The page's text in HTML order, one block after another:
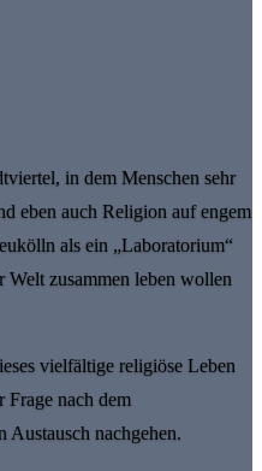
in dem Menschen sehr
eben auch Religion auf engem
als ein „Laboratorium“
zusammen leben wollen
vielfältige religiöse Leben
Frage nach dem
Austausch nachgehen.